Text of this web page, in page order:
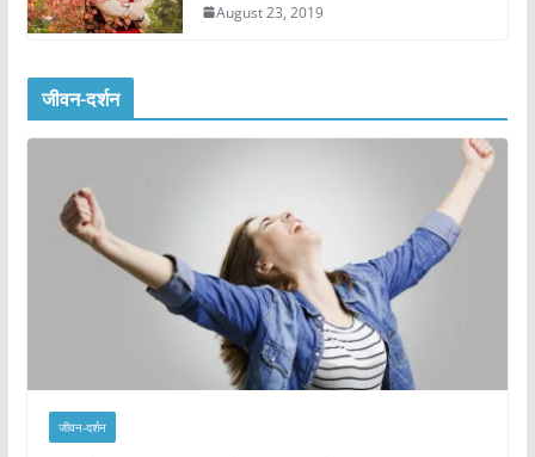
August 23, 2019
जीवन-दर्शन
जीवन-दर्शन